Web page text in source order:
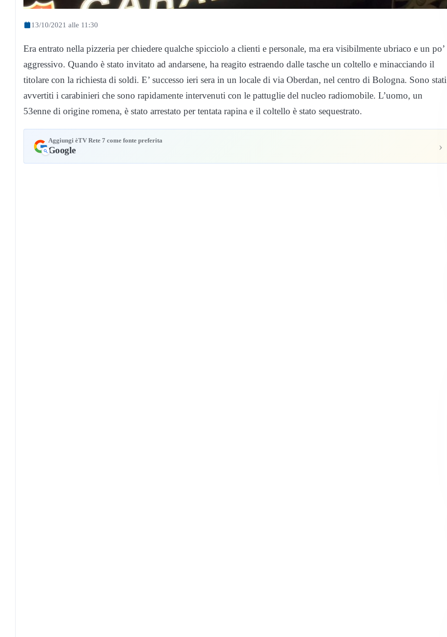
13/10/2021 alle 11:30
Era entrato nella pizzeria per chiedere qualche spicciolo a clienti e personale, ma era visibilmente ubriaco e un po’
aggressivo. Quando è stato invitato ad andarsene, ha reagito estraendo dalle tasche un coltello e minacciando il
titolare con la richiesta di soldi. E’ successo ieri sera in un locale di via Oberdan, nel centro di Bologna. Sono stati
avvertiti i carabinieri che sono rapidamente intervenuti con le pattuglie del nucleo radiomobile. L’uomo, un
53enne di origine romena, è stato arrestato per tentata rapina e il coltello è stato sequestrato.
Aggiungi èTV Rete 7 come fonte preferita
Google ›